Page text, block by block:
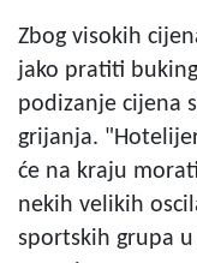
Zbog visokih
jako pratiti
podizanje cijena
grijanja.
će na kraju
nekih velikih
sportskih grupa